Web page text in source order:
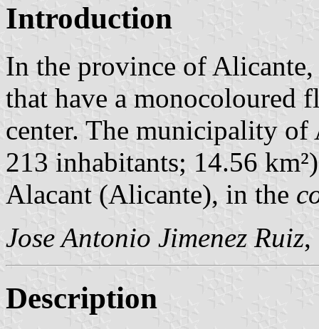
Introduction
In the province of
that have a monocoloured
center. The municipality
213 inhabitants; 14.56
Alacant (Alicante), in the
Jose Antonio Jimenez Ruiz,
Description